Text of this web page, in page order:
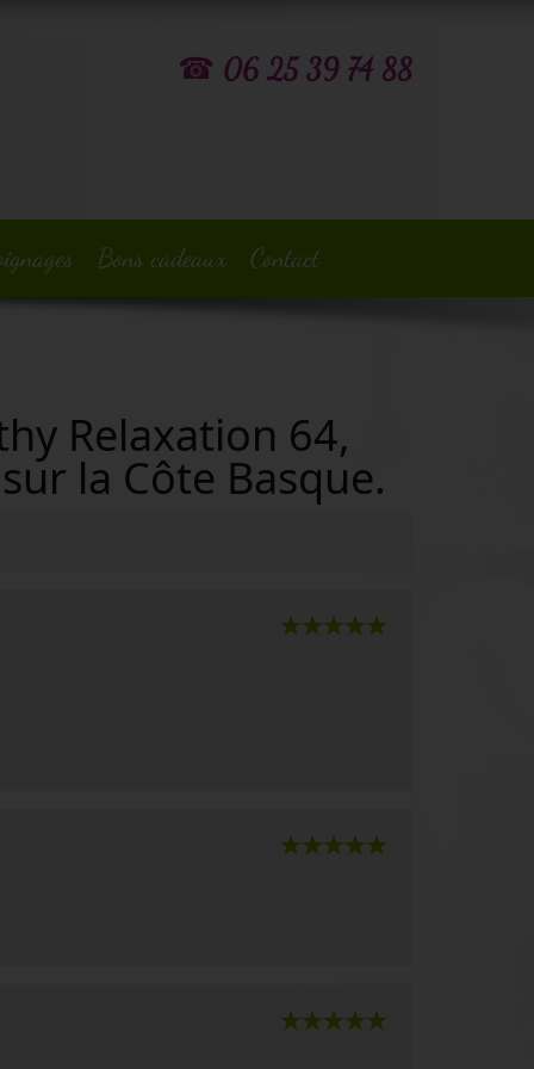
☎ 06 25 39 74 88
Bons cadeaux Contact
Relaxation 64,
la Côte Basque.